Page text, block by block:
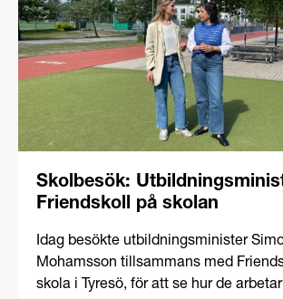
fortsatt deltagande inom idrotten.
Skolbesök:
Friendskoll på skolan
Idag besökte utbildningsminister
Mohamsson tillsammans med
skola i Tyresö, för att se hur de